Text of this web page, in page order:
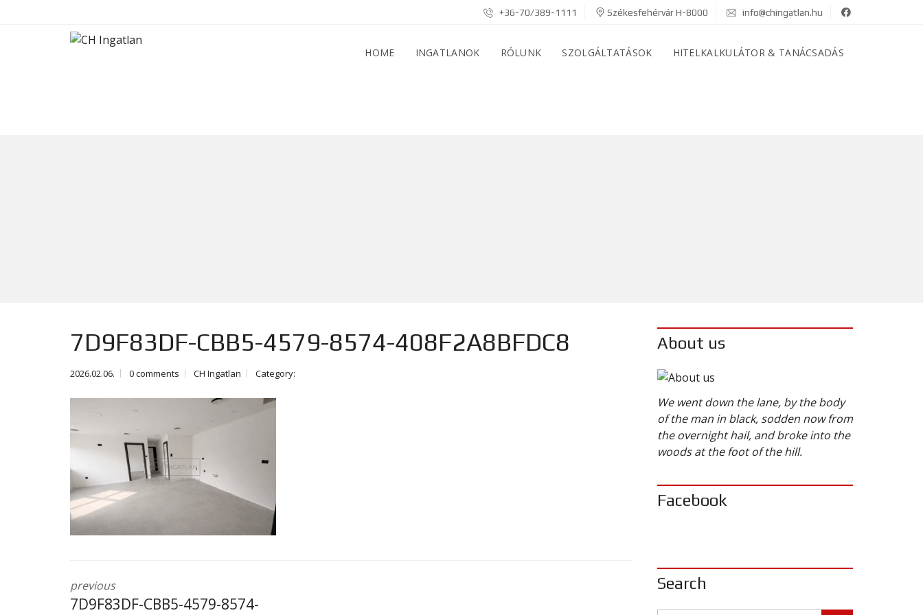
+36-70/389-1111 Székesfehérvár H-8000 info@chingatlan.hu
HOME INGATLANOK RÓLUNK SZOLGÁLTATÁSOK HITELKALKULÁTOR & TANÁCSADÁS
7D9F83DF-CBB5-4579-8574-408F2A8BFDC8
2026.02.06. 0 comments CH Ingatlan Category:
previous
7D9F83DF-CBB5-4579-8574-
About us
We went down the lane, by the body
of the man in black, sodden now from
the overnight hail, and broke into the
woods at the foot of the hill.
Facebook
Search